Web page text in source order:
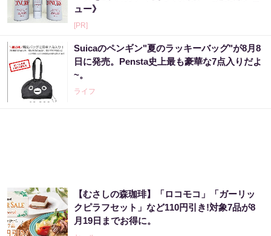
ュー》
[PR]
Suicaのペンギン"夏のラッキーバッグ"が8月8
日に発売。Pensta史上最も豪華な7点入りだよ
~。
ライフ
【むさしの森珈琲】「ロコモコ」「ガーリッ
クピラフセット」など110円引き!対象7品が8
月19日までお得に。